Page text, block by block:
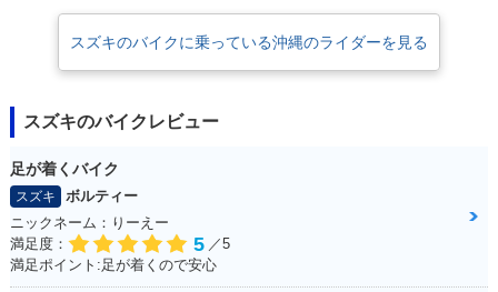
スズキのバイクに乗っている沖縄のライダーを見る
スズキのバイクレビュー
足が着くバイク
スズキ
ボルティー
ニックネーム：りーえー
満足度：
5 ／5
満足ポイント:足が着くので安心